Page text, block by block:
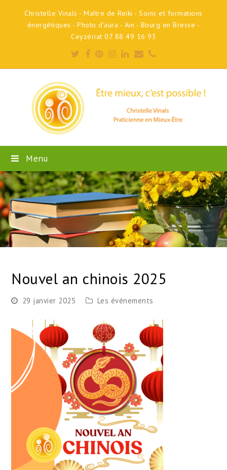
Christelle Vinals - Maître de Reiki - Soins et formations
énergétiques - Photo d'aura - Ain - Bourg en Bresse -
Ceyzériat 07 88 49 16 93
Twitter
Facebook
Pinterest
Instagram
LinkedIn
EmailPhone
Menu
Nouvel an chinois 2025
29 janvier 2025 Les événements